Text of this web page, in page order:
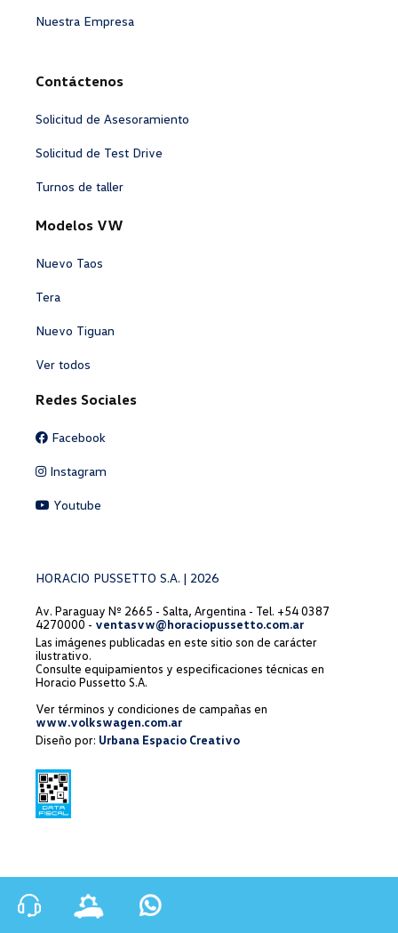
Nuestra Empresa
Contáctenos
Solicitud de Asesoramiento
Solicitud de Test Drive
Turnos de taller
Modelos VW
Nuevo Taos
Tera
Nuevo Tiguan
Ver todos
Redes Sociales
Facebook
Instagram
Youtube
HORACIO PUSSETTO S.A. | 2026
Av. Paraguay Nº 2665 - Salta, Argentina - Tel. +54 0387
4270000 - ventasvw@horaciopussetto.com.ar
Las imágenes publicadas en este sitio son de carácter
ilustrativo.
Consulte equipamientos y especificaciones técnicas en
Horacio Pussetto S.A.
Ver términos y condiciones de campañas en
www.volkswagen.com.ar
Diseño por: Urbana Espacio Creativo